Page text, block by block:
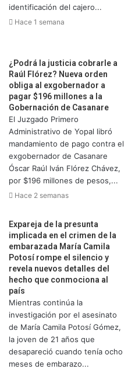
identificación del cajero...
Hace 1 semana
¿Podrá la justicia cobrarle a
Raúl Flórez? Nueva orden
obliga al exgobernador a
pagar $196 millones a la
Gobernación de Casanare
El Juzgado Primero
Administrativo de Yopal libró
mandamiento de pago contra el
exgobernador de Casanare
Óscar Raúl Iván Flórez Chávez,
por $196 millones de pesos,...
Hace 2 semanas
Expareja de la presunta
implicada en el crimen de la
embarazada María Camila
Potosí rompe el silencio y
revela nuevos detalles del
hecho que conmociona al
país
Mientras continúa la
investigación por el asesinato
de María Camila Potosí Gómez,
la joven de 21 años que
desapareció cuando tenía ocho
meses de embarazo...